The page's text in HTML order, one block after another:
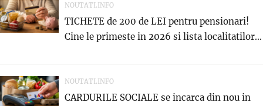
NOUTATI.INFO
TICHETE de 200 de LEI pentru pensionari!
Cine le primeste in 2026 si lista localitatilor...
NOUTATI.INFO
CARDURILE SOCIALE se incarca din nou in